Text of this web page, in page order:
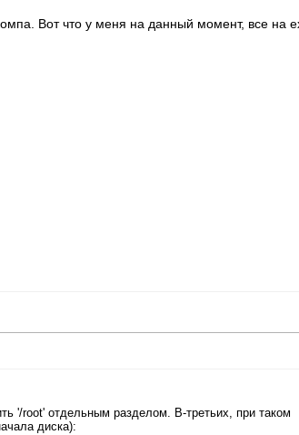
Вот что у меня на данный момент, все на
'/root' отдельным разделом. В-третьих, при таком
диска):